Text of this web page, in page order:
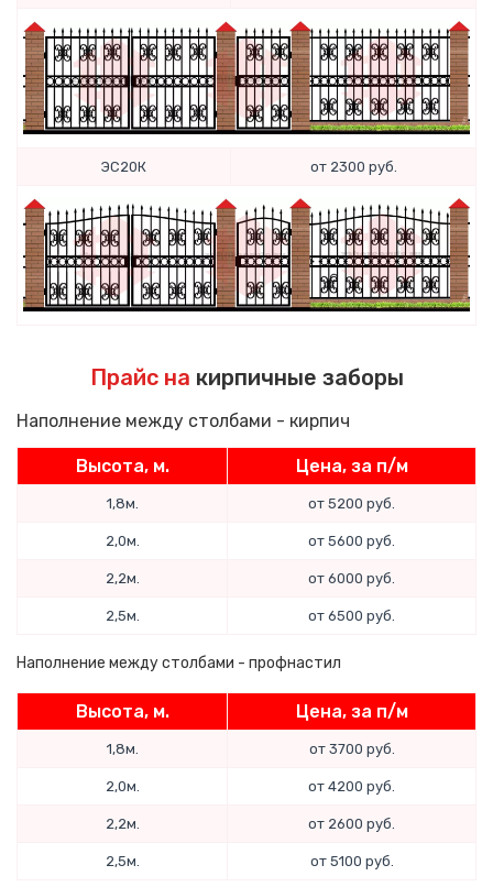
ЭС20К от 2300 руб.
Прайс на кирпичные заборы
Наполнение между столбами - кирпич
Высота, м. Цена, за п/м
1,8м. от 5200 руб.
2,0м. от 5600 руб.
2,2м. от 6000 руб.
2,5м. от 6500 руб.
Наполнение между столбами - профнастил
Высота, м. Цена, за п/м
1,8м. от 3700 руб.
2,0м. от 4200 руб.
2,2м. от 2600 руб.
2,5м. от 5100 руб.